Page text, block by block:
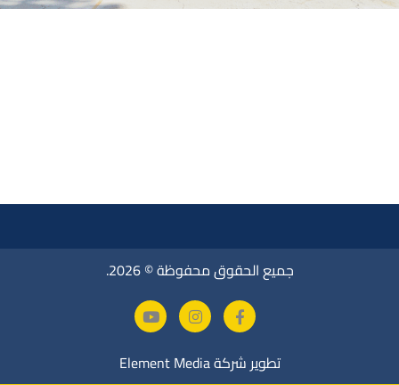
جميع الحقوق محفوظة © 2026.
تطوير شركةElement Media